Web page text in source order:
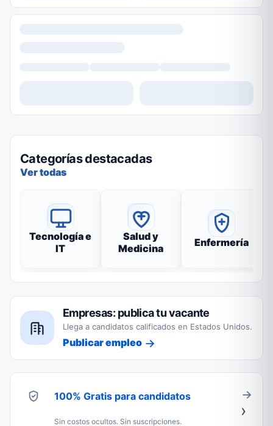
Categorías destacadas
Ver todas
Tecnología e
IT
Salud y
Medicina
Enfermería
Empresas: publica tu vacante
Llega a candidatos calificados en Estados Unidos.
Publicar empleo
100% Gratis para candidatos
Sin costos ocultos. Sin suscripciones.